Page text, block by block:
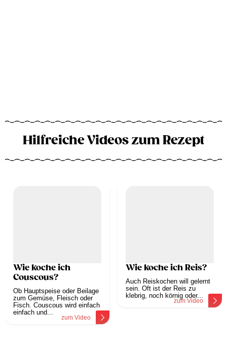
Hilfreiche Videos zum Rezept
Wie koche ich
Couscous?
Ob Hauptspeise oder Beilage
zum Gemüse, Fleisch oder
Fisch. Couscous wird einfach
einfach und...
zum Video
Wie koche ich Reis?
Auch Reiskochen will gelernt
sein. Oft ist der Reis zu
klebrig, noch körnig oder...
zum Video